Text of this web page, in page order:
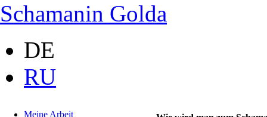
Schamanin Golda
DE
RU
Meine Arbeit